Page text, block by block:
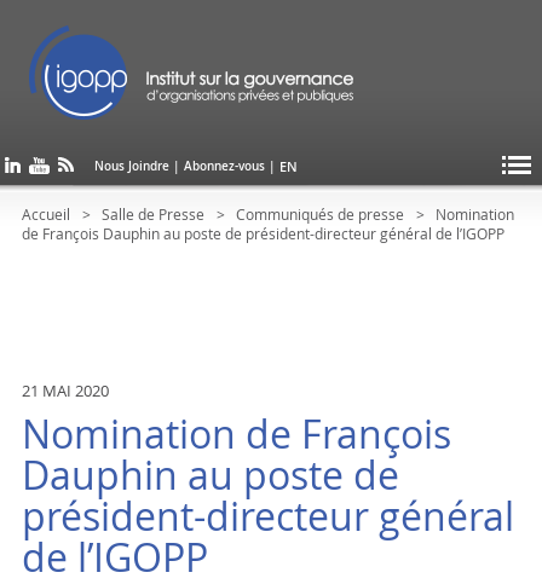
Nous Joindre |Abonnez-vous | EN
Accueil Salle de Presse Communiqués de presse
Nomination
de François Dauphin au poste de président-directeur général de l’IGOPP
21 MAI 2020
Nomination de François
Dauphin au poste de
président-directeur général
de l’IGOPP